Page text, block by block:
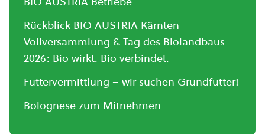
Rückblick BIO AUSTRIA Kärnten
Vollversammlung & Tag des Biolandbaus
2026: Bio wirkt. Bio verbindet.
Futtervermittlung – wir suchen Grundfutter!
Bolognese zum Mitnehmen